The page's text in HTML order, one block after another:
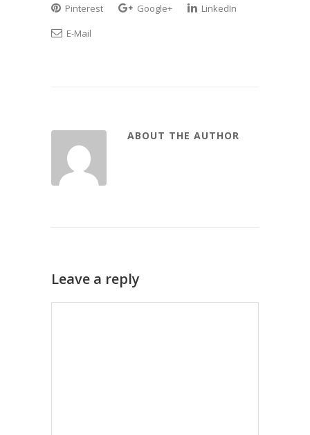
Pinterest
Google+
LinkedIn
E-Mail
ABOUT THE AUTHOR
Leave a reply